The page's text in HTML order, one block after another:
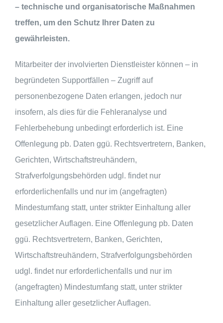
– technische und organisatorische Maßnahmen
treffen, um den Schutz Ihrer Daten zu
gewährleisten.
Mitarbeiter der involvierten Dienstleister können – in
begründeten Supportfällen – Zugriff auf
personenbezogene Daten erlangen, jedoch nur
insofern, als dies für die Fehleranalyse und
Fehlerbehebung unbedingt erforderlich ist. Eine
Offenlegung pb. Daten ggü. Rechtsvertretern, Banken,
Gerichten, Wirtschaftstreuhändern,
Strafverfolgungsbehörden udgl. findet nur
erforderlichenfalls und nur im (angefragten)
Mindestumfang statt, unter strikter Einhaltung aller
gesetzlicher Auflagen. Eine Offenlegung pb. Daten
ggü. Rechtsvertretern, Banken, Gerichten,
Wirtschaftstreuhändern, Strafverfolgungsbehörden
udgl. findet nur erforderlichenfalls und nur im
(angefragten) Mindestumfang statt, unter strikter
Einhaltung aller gesetzlicher Auflagen.